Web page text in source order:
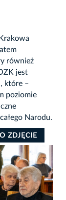
również
jest
które –
poziomie
Narodu.
ZDJĘCIE